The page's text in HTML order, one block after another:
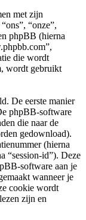
met zijn
“onze”,
phpBB (hierna
die wordt
wordt gebruikt
De eerste manier
phpBB-software
die naar de
gedownload).
(hierna
“session-id”). Deze
software aan je
wanneer je
cookie wordt
zijn en